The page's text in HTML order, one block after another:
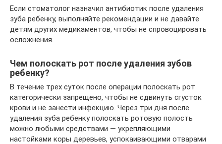
Если стоматолог назначил антибиотик после удаления
зуба ребенку, выполняйте рекомендации и не давайте
детям других медикаментов, чтобы не спровоцировать
осложнения.
Чем полоскать рот после удаления зубов
ребенку?
В течение трех суток после операции полоскать рот
категорически запрещено, чтобы не сдвинуть сгусток
крови и не занести инфекцию. Через три дня после
удаления зуба ребенку полоскать ротовую полость
можно любыми средствами — укрепляющими
настойками коры деревьев, успокаивающими отварами